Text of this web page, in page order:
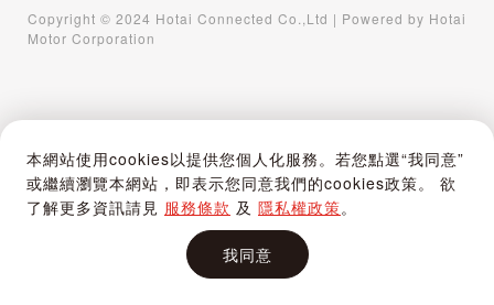
本網站使用cookies以提供您個人化服務。若您點選“我同意”
或繼續瀏覽本網站，即表示您同意我們的cookies政策。 欲
了解更多資訊請見 服務條款 及 隱私權政策。
我同意
購物車
Copyright © 2024 Hotai Connected Co.,Ltd | Powered by Hotai
Motor Corporation